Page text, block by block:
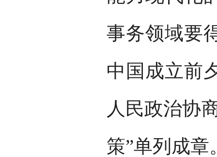
事务领域要
中国成立前
人民政治协
策”单列成章